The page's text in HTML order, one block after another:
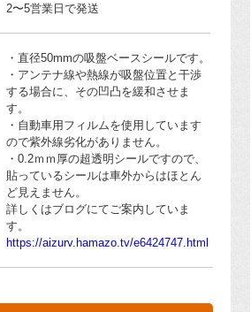
2〜5営業日で発送
・直径50mmの吸盤ベースシールです。
・アンテナ線や熱線が吸盤位置と干渉
する場合に、その凹凸を緩和させま
す。
・自動車用フィルムを使用しています
ので紫外線劣化がありません。
・0.2ｍｍ厚の超透明シールですので、
貼っているシールは車外からはほとん
ど見えません。
詳しくはブログにてご案内していま
す。
https://aizurv.hamazo.tv/e6424747.html